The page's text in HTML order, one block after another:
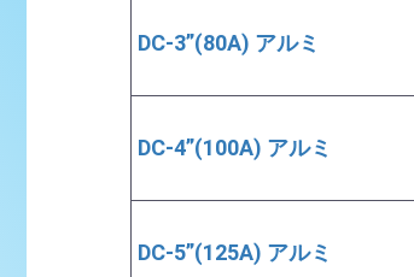
DC-3”(80A) アルミ
DC-4”(100A) アルミ
DC-5”(125A) アルミ